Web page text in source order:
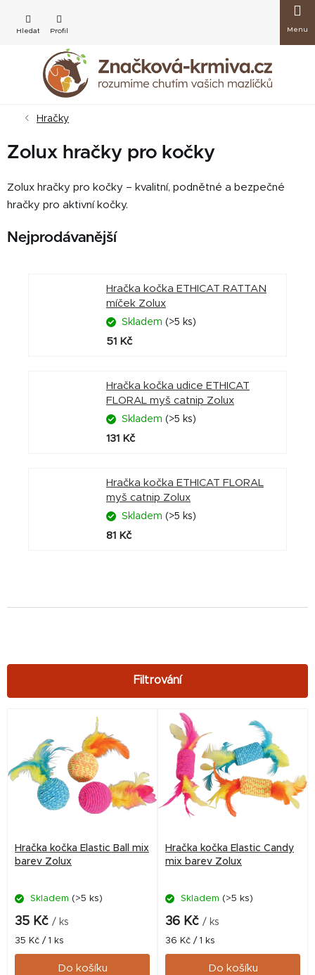
obsah
košík
Hračky
Zolux hračky pro kočky
Zolux hračky pro kočky – kvalitní, podnětné a bezpečné
hračky pro aktivní kočky.
Nejprodávanější
Hračka kočka ETHICAT RATTAN
míček Zolux
Skladem (>5 ks)
51 Kč
Hračka kočka udice ETHICAT
FLORAL myš catnip Zolux
Skladem (>5 ks)
131 Kč
Hračka kočka ETHICAT FLORAL
myš catnip Zolux
Skladem (>5 ks)
81 Kč
i
o
Hračka kočka Elastic Ball mix
barev Zolux
Skladem (>5 ks)
35 Kč / ks
Měrná
cena:
35 Kč / 1 ks
Do košíku
Hračka kočka Elastic Candy
mix barev Zolux
Skladem (>5 ks)
36 Kč / ks
Měrná
cena:
36 Kč / 1 ks
Do košíku